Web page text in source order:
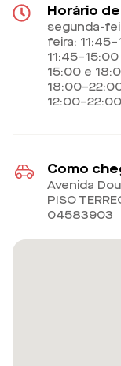
Horário
segunda-
feira:
15:00 e
12:00–22:00
Como
Avenida
PISO
04583903